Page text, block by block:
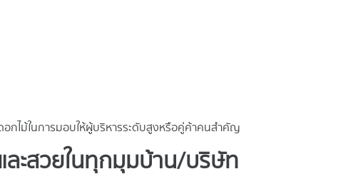
กไม้ในการมอบให้ผู้บริหารระดับสูงหรือคู่ค้าคนสำคัญ
ละสวยในทุกมุมบ้าน/บริษัท